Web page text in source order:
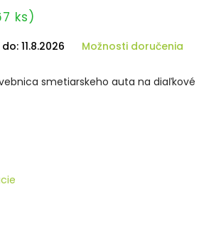
ks)
11.8.2026 Možnosti doručenia
smetiarskeho auta na diaľkové